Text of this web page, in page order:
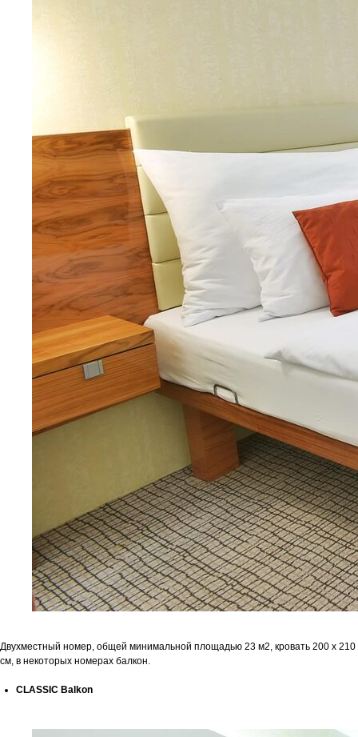
Двухместный номер, общей минимальной площадью 23 м2, кровать 200 x 210
см, в некоторых номерах балкон.
CLASSIC Balkon